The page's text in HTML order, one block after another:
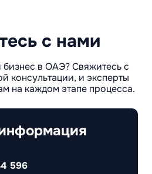
с нами
бизнес в ОАЭ? Свяжитесь с
консультации, и эксперты
на каждом этапе процесса.
596